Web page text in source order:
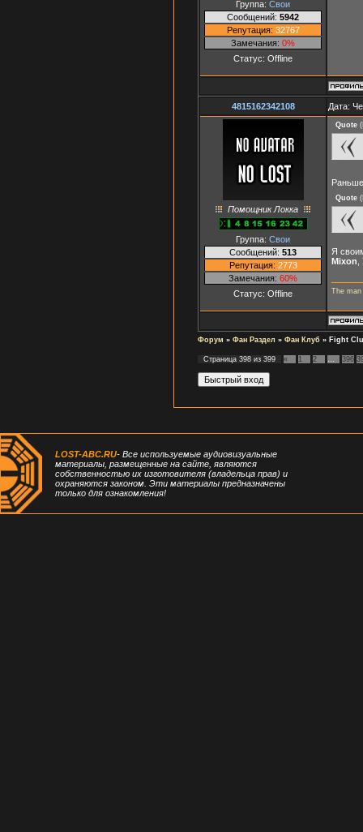
Группа: Свои
Сообщений: 5942
Репутация: 32767
Замечания: 0%
Статус: Offline
4815162342108 Дата:
Помощник Локка
Группа: Свои
Сообщений: 513
Репутация: 2773
Замечания: 60%
Статус: Offline
Quote (
Quote (
Я
Mixon
The
Форум » Фан Раздел » Фан Клуб » Fight
Страница 398 из 399 « 1 2 396
LOST-ABC.RU- Все используемые аудиовизуальные
материалы, размещенные на сайте, являются
собственностью их изготовителя (владельца прав) и
охраняются законом. Эти материалы предназначены
только для ознакомления!